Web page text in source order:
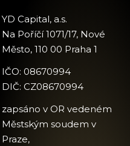
YD Capital, a.s.
Na Poříčí 1071/17, Nové
Město, 110 00 Praha 1
IČO: 08670994
DIČ: CZ08670994
zapsáno v OR vedeném
Městským soudem v
Praze,